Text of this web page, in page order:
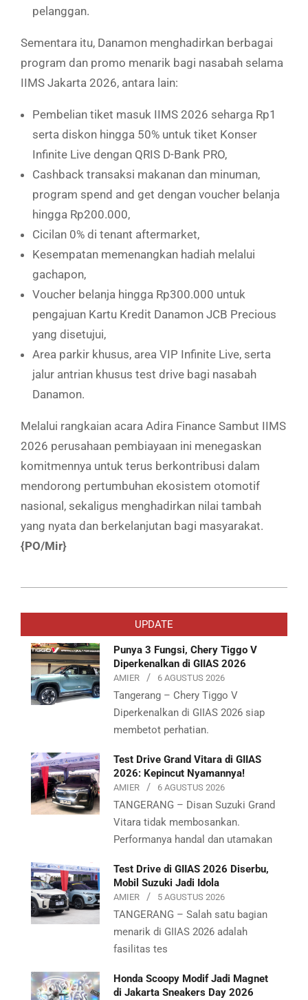
pelanggan.
Sementara itu, Danamon menghadirkan berbagai
program dan promo menarik bagi nasabah selama
IIMS Jakarta 2026, antara lain:
Pembelian tiket masuk IIMS 2026 seharga Rp1
serta diskon hingga 50% untuk tiket Konser
Infinite Live dengan QRIS D-Bank PRO,
Cashback transaksi makanan dan minuman,
program spend and get dengan voucher belanja
hingga Rp200.000,
Cicilan 0% di tenant aftermarket,
Kesempatan memenangkan hadiah melalui
gachapon,
Voucher belanja hingga Rp300.000 untuk
pengajuan Kartu Kredit Danamon JCB Precious
yang disetujui,
Area parkir khusus, area VIP Infinite Live, serta
jalur antrian khusus test drive bagi nasabah
Danamon.
Melalui rangkaian acara Adira Finance Sambut IIMS
2026 perusahaan pembiayaan ini menegaskan
komitmennya untuk terus berkontribusi dalam
mendorong pertumbuhan ekosistem otomotif
nasional, sekaligus menghadirkan nilai tambah
yang nyata dan berkelanjutan bagi masyarakat.
{PO/Mir}
02-
UPDATE
Punya 3 Fungsi, Chery Tiggo V
Diperkenalkan di GIIAS 2026
AMIER 6 AGUSTUS 2026
Tangerang – Chery Tiggo V
Diperkenalkan di GIIAS 2026 siap
membetot perhatian.
Test Drive Grand Vitara di GIIAS
2026: Kepincut Nyamannya!
AMIER 6 AGUSTUS 2026
TANGERANG – Disan Suzuki Grand
Vitara tidak membosankan.
Performanya handal dan utamakan
Test Drive di GIIAS 2026 Diserbu,
Mobil Suzuki Jadi Idola
AMIER 5 AGUSTUS 2026
TANGERANG – Salah satu bagian
menarik di GIIAS 2026 adalah
fasilitas tes
Honda Scoopy Modif Jadi Magnet
di Jakarta Sneakers Day 2026